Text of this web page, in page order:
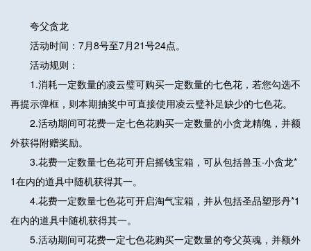
夸父贪龙
活动时间：7月8号至7月21号24点。
活动规则：
1.消耗一定数量的凌云璧可购买一定数量的七色花，若您勾选不
再提示弹框，则本期抽奖中可直接使用凌云璧补足缺少的七色花。
2.活动期间可花费一定七色花购买一定数量的小贪龙精魄，并额
外获得附赠奖励。
3.花费一定数量七色花可开启摇钱宝箱，可从包括兽玉·小贪龙*
1在内的道具中随机获得其一。
4.花费一定数量七色花可开启淘气宝箱，并从包括圣品塑形丹*1
在内的道具中随机获得其一。
5.活动期间可花费一定七色花购买一定数量的夸父英魂，并额外